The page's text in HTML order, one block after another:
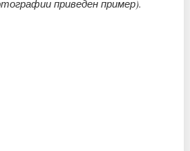
приведен пример).